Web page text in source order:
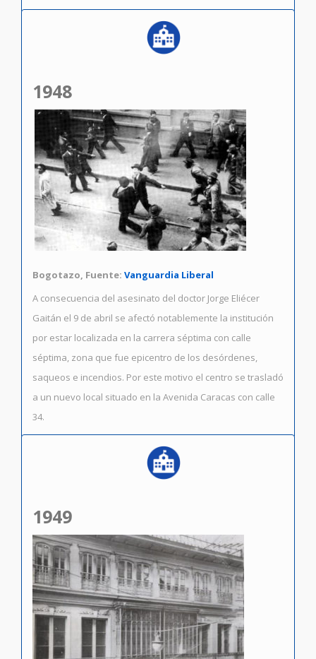
1948
Bogotazo, Fuente: Vanguardia Liberal
A consecuencia del asesinato del doctor Jorge Eliécer
Gaitán el 9 de abril se afectó notablemente la institución
por estar localizada en la carrera séptima con calle
séptima, zona que fue epicentro de los desórdenes,
saqueos e incendios. Por este motivo el centro se trasladó
a un nuevo local situado en la Avenida Caracas con calle
34.
1949